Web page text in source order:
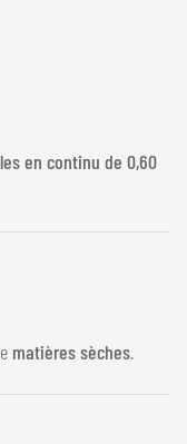
en continu de 0,60
matières sèches.